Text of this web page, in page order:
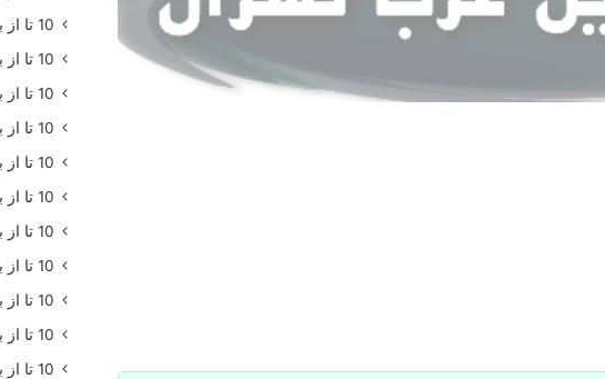
10 تا از بهترین وکیل رفسنجان 🥇【آپدیت جدید】
10 تا از بهترین وکیل زاهدان 🥇【آپدیت جدید】
10 تا از بهترین وکیل زنجان 🥇【آپدیت جدید】
10 تا از بهترین وکیل سمنان 🥇【آپدیت جدید】
10 تا از بهترین وکیل سنندج 🥇【آپدیت جدید】
10 تا از بهترین وکیل شرق تهران 🥇【آپدیت جدید】
10 تا از بهترین وکیل شهر قدس 🥇【آپدیت جدید】
10 تا از بهترین وکیل شهرکرد 🥇【آپدیت جدید】
10 تا از بهترین وکیل غرب تهران 🥇【آپدیت جدید】
10 تا از بهترین وکیل فردیس 🥇【آپدیت جدید】
10 تا از بهترین وکیل فریدونکنار 🥇【آپدیت جدید】